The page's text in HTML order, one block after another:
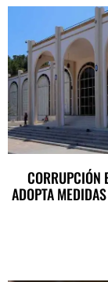
CORRUPCIÓN
ADOPTA